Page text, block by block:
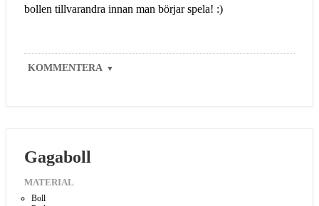
bollen tillvarandra innan man börjar spela! :)
KOMMENTERA ▼
Gagaboll
MATERIAL
Boll